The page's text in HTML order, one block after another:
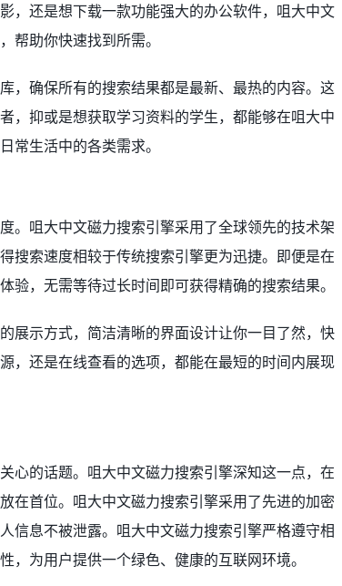
，还是想下载一款功能强大的办公软件，咀大中文
帮助你快速找到所需。
，确保所有的搜索结果都是最新、最热的内容。这
，抑或是想获取学习资料的学生，都能够在咀大中
常生活中的各类需求。
。咀大中文磁力搜索引擎采用了全球领先的技术架
搜索速度相较于传统搜索引擎更为迅捷。即便是在
验，无需等待过长时间即可获得精确的搜索结果。
展示方式，简洁清晰的界面设计让你一目了然，快
，还是在线查看的选项，都能在最短的时间内展现
心的话题。咀大中文磁力搜索引擎深知这一点，在
在首位。咀大中文磁力搜索引擎采用了先进的加密
信息不被泄露。咀大中文磁力搜索引擎严格遵守相
，为用户提供一个绿色、健康的互联网环境。